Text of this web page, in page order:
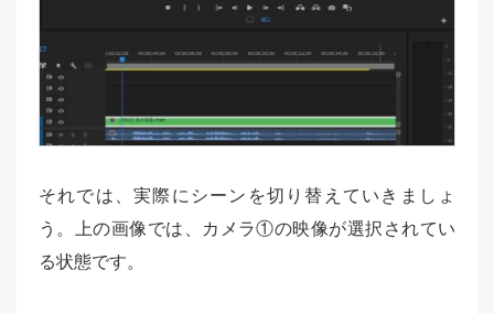
それでは、実際にシーンを切り替えていきましょ
う。上の画像では、カメラ①の映像が選択されてい
る状態です。